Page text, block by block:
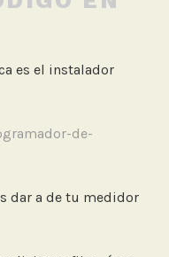
es el instalador
de-
dar a de tu medidor